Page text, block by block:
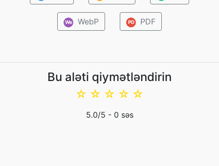
We WebP PD PDF
Bu aləti qiymətləndirin
☆
☆
☆
☆
☆
5.0/5 - 0 səs